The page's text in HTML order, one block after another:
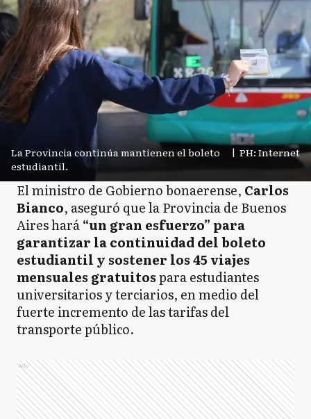
La Provincia continúa mantienen el boleto
estudiantil.
| PH: Internet
El ministro de Gobierno bonaerense, Carlos
Bianco, aseguró que la Provincia de Buenos
Aires hará“un gran esfuerzo” para
garantizar la continuidad del boleto
estudiantil y sostener los 45 viajes
mensuales gratuitospara estudiantes
universitarios y terciarios, en medio del
fuerte incremento de las tarifas del
transporte público.
Ads